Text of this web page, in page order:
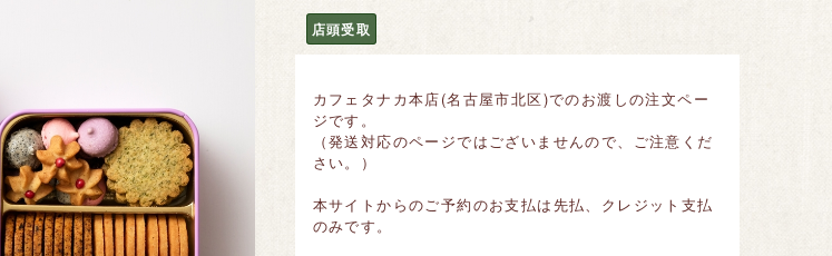
店頭受取
カフェタナカ本店(名古屋市北区)でのお渡しの注文ペー
ジです。
（発送対応のページではございませんので、ご注意くだ
さい。）
本サイトからのご予約のお支払は先払、クレジット支払
のみです。